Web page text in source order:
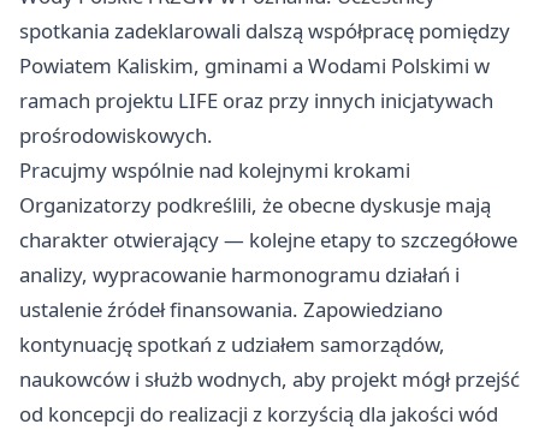
spotkania zadeklarowali dalszą współpracę pomiędzy
Powiatem Kaliskim, gminami a Wodami Polskimi w
ramach projektu LIFE oraz przy innych inicjatywach
prośrodowiskowych.
Pracujmy wspólnie nad kolejnymi krokami
Organizatorzy podkreślili, że obecne dyskusje mają
charakter otwierający — kolejne etapy to szczegółowe
analizy, wypracowanie harmonogramu działań i
ustalenie źródeł finansowania. Zapowiedziano
kontynuację spotkań z udziałem samorządów,
naukowców i służb wodnych, aby projekt mógł przejść
od koncepcji do realizacji z korzyścią dla jakości wód